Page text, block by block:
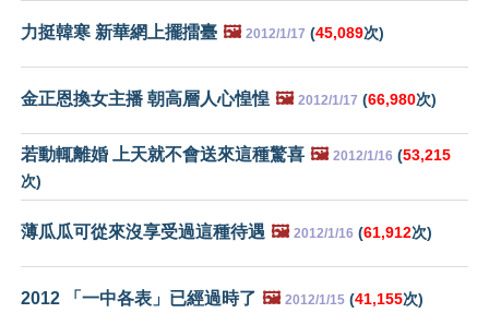
力挺韓寒 新華網上擺擂臺 🖼️ 2012/1/17 (45,089次)
金正恩換女主播 朝高層人心惶惶 🖼️ 2012/1/17 (66,980次)
若動輒離婚 上天就不會送來這種驚喜 🖼️ 2012/1/16 (53,215
次)
薄瓜瓜可從來沒享受過這種待遇 🖼️ 2012/1/16 (61,912次)
2012 「一中各表」已經過時了 🖼️ 2012/1/15 (41,155次)